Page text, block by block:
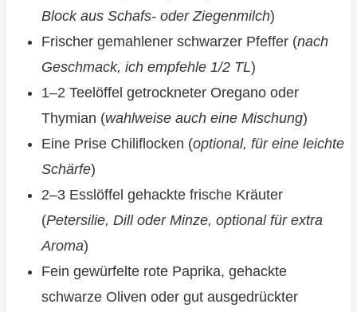
Block aus Schafs- oder Ziegenmilch)
Frischer gemahlener schwarzer Pfeffer (nach
Geschmack, ich empfehle 1/2 TL)
1–2 Teelöffel getrockneter Oregano oder
Thymian (wahlweise auch eine Mischung)
Eine Prise Chiliflocken (optional, für eine leichte
Schärfe)
2–3 Esslöffel gehackte frische Kräuter
(Petersilie, Dill oder Minze, optional für extra
Aroma)
Fein gewürfelte rote Paprika, gehackte
schwarze Oliven oder gut ausgedrückter